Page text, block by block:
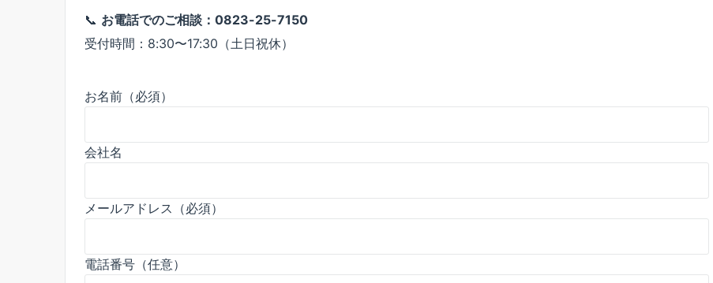
📞 お電話でのご相談： 0823-25-7150
受付時間：8:30〜17:30（土日祝休）
お名前（必須）
会社名
メールアドレス（必須）
電話番号（任意）